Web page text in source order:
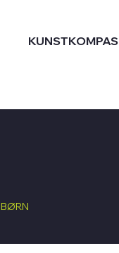
KUNSTKOMPAS
BØRN